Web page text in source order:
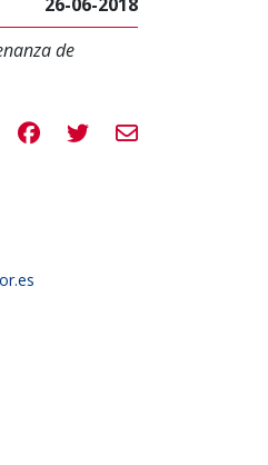
de
Compartir en Facebook
Compartir en
Compartir por